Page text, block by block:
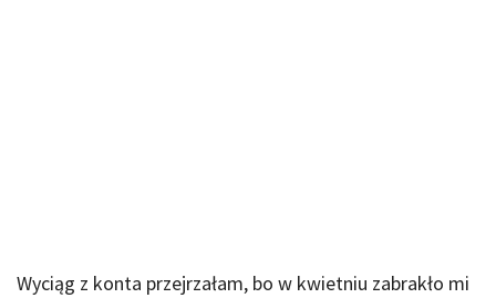
Wyciąg z konta przejrzałam, bo w kwietniu zabrakło mi